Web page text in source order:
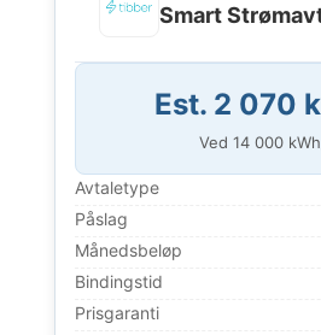
Smart
Est. 2 070
Ved 14 000
Avtaletype
Påslag
Månedsbeløp
Bindingstid
Prisgaranti